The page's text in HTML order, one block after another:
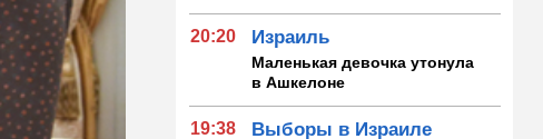
20:20 Израиль
Маленькая девочка утонула
в Ашкелоне
19:38 Выборы в Израиле